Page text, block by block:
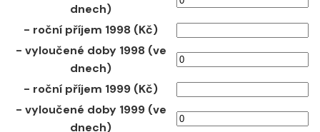
dnech)
- roční příjem 1998 (Kč)
- vyloučené doby 1998 (ve
dnech)
- roční příjem 1999 (Kč)
- vyloučené doby 1999 (ve
dnech)